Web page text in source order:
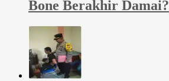
Bone Berakhir Damai?